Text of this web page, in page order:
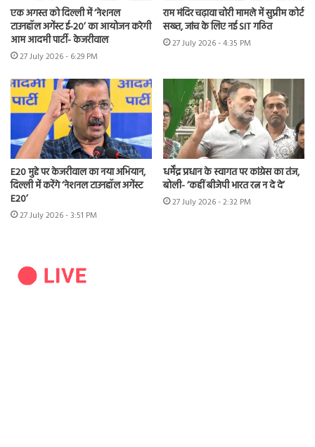
एक अगस्त को दिल्ली में ‘नेशनल
टाउनहॉल अगेंस्ट ई-20’ का आयोजन करेगी
आम आदमी पार्टी- केजरीवाल
27 July 2026 - 6:29 PM
राम मंदिर चढ़ावा चोरी मामले में सुप्रीम कोर्ट
सख्त, जांच के लिए नई SIT गठित
27 July 2026 - 4:35 PM
E20 मुद्दे पर केजरीवाल का नया अभियान,
दिल्ली में करेंगे ‘नेशनल टाउनहॉल अगेंस्ट
E20’
27 July 2026 - 3:51 PM
धर्मेंद्र प्रधान के स्वागत पर कांग्रेस का तंज,
बोली- ‘कहीं बीजेपी भारत रत्न न दे दे’
27 July 2026 - 2:32 PM